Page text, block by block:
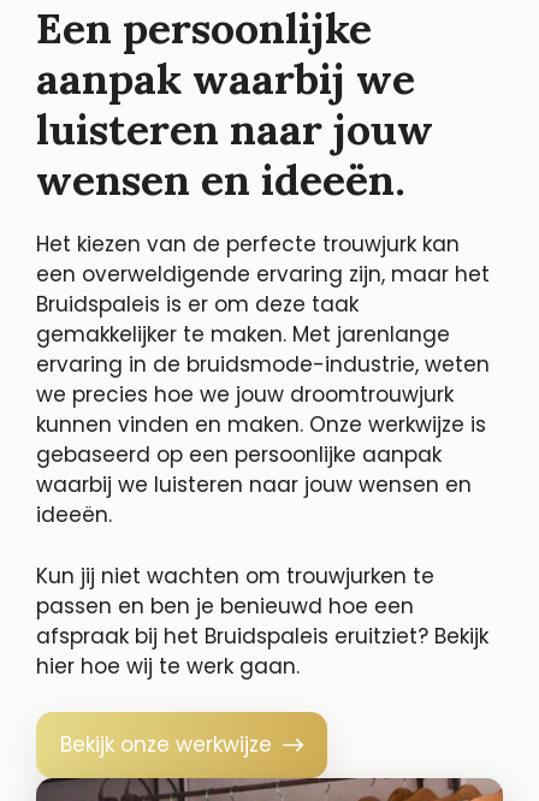
Een persoonlijke
aanpak waarbij we
luisteren naar jouw
wensen en ideeën.
Het kiezen van de perfecte trouwjurk kan
een overweldigende ervaring zijn, maar het
Bruidspaleis is er om deze taak
gemakkelijker te maken. Met jarenlange
ervaring in de bruidsmode-industrie, weten
we precies hoe we jouw droomtrouwjurk
kunnen vinden en maken. Onze werkwijze is
gebaseerd op een persoonlijke aanpak
waarbij we luisteren naar jouw wensen en
ideeën.
Kun jij niet wachten om trouwjurken te
passen en ben je benieuwd hoe een
afspraak bij het Bruidspaleis eruitziet? Bekijk
hier hoe wij te werk gaan.
Bekijk onze werkwijze